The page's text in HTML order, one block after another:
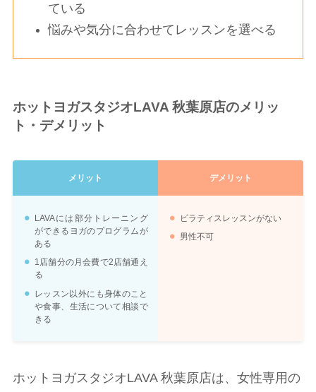
ている
悩みや気分に合わせてレッスンを選べる
ホットヨガスタジオLAVA 秋葉原店のメリッ
ト・デメリット
メリット デメリット
LAVAには部分トレーニング
ができるヨガのプログラムが
ある
1店舗分の月会費で2店舗通え
る
レッスン以外にも身体のこと
や食事、生活について相談で
きる
ピラティスレッスンがない
男性不可
ホットヨガスタジオLAVA 秋葉原店は、女性専用の